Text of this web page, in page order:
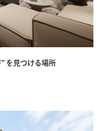
を見つける場所